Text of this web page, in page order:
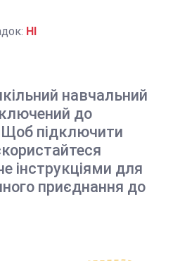
НІ
навчальний
до
підключити
інструкціями для
приєднання до